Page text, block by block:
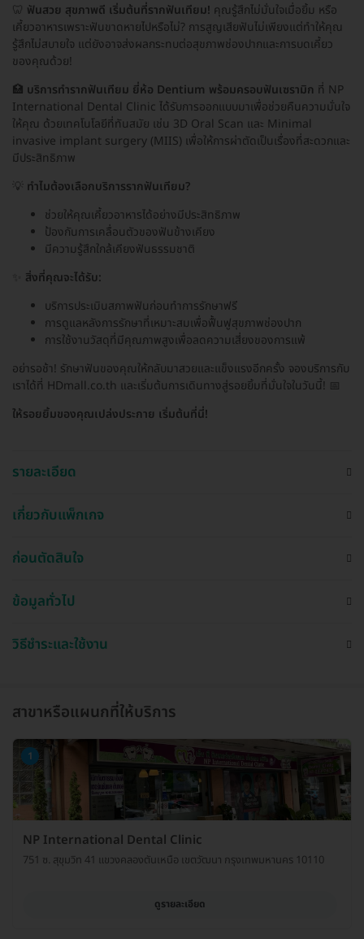
🦷 ฟันสวย สุขภาพดี เริ่มต้นที่รากฟันเทียม! คุณรู้สึกไม่มั่นใจเมื่อยิ้ม หรือ
เคี้ยวอาหารเพราะฟันขาดหายไปหรือไม่? การสูญเสียฟันไม่เพียงแต่ทำให้คุณ
รู้สึกไม่สบายใจ แต่ยังอาจส่งผลกระทบต่อสุขภาพช่องปากและการบดเคี้ยว
ของคุณด้วย!
🏥 บริการทำรากฟันเทียม ยี่ห้อ Dentium พร้อมครอบฟันเซรามิก ที่ NP
International Dental Clinic ได้รับการออกแบบมาเพื่อช่วยคืนความมั่นใจ
ให้คุณ ด้วยเทคโนโลยีที่ทันสมัย เช่น 3D Oral Scan และ Minimal
invasive implant surgery (MIIS) เพื่อให้การผ่าตัดเป็นเรื่องที่สะดวกและ
มีประสิทธิภาพ
💡 ทำไมต้องเลือกบริการรากฟันเทียม?
ช่วยให้คุณเคี้ยวอาหารได้อย่างมีประสิทธิภาพ
ป้องกันการเคลื่อนตัวของฟันข้างเคียง
มีความรู้สึกใกล้เคียงฟันธรรมชาติ
สิ่งที่คุณจะได้รับ:
บริการประเมินสภาพฟันก่อนทำการรักษาฟรี
การดูแลหลังการรักษาที่เหมาะสมเพื่อฟื้นฟูสุขภาพช่องปาก
การใช้งานวัสดุที่มีคุณภาพสูงเพื่อลดความเสี่ยงของการแพ้
อย่ารอช้า! รักษาฟันของคุณให้กลับมาสวยและแข็งแรงอีกครั้ง จองบริการกับ
เราได้ที่ HDmall.co.th และเริ่มต้นการเดินทางสู่รอยยิ้มที่มั่นใจในวันนี้! 📅
ให้รอยยิ้มของคุณเปล่งประกาย เริ่มต้นที่นี่!
รายละเอียด
เกี่ยวกับแพ็กเกจ
ก่อนตัดสินใจ
ข้อมูลทั่วไป
วิธีชำระและใช้งาน
สาขาหรือแผนกที่ให้บริการ
1
NP International Dental Clinic
751 ซ. สุขุมวิท 41 แขวงคลองตันเหนือ เขตวัฒนา กรุงเทพมหานคร 10110
ดูรายละเอียด